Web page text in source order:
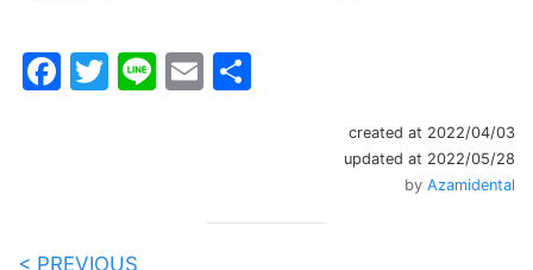
Facebook
Twitter
LineEmail
created at 2022/04/03
updated at 2022/05/28
by Azamidental
< PREVIOUS